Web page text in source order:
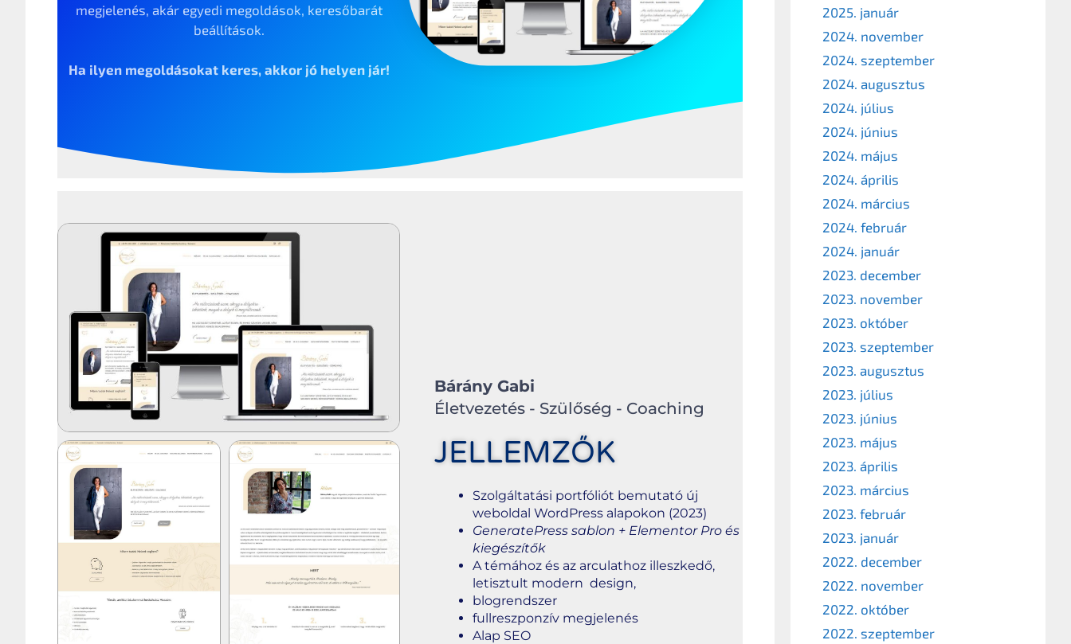
megjelenés, akár egyedi megoldások, keresőbarát
beállítások.
Ha ilyen megoldásokat keres, akkor jó helyen jár!
Bárány Gabi
Életvezetés - Szülőség - Coaching
JELLEMZŐK
Szolgáltatási portfóliót bemutató új
weboldal WordPress alapokon (2023)
GeneratePress sablon + Elementor Pro és
kiegészítők
A témához és az arculathoz illeszkedő,
letisztult modern design,
blogrendszer
fullreszponzív megjelenés
Alap SEO
2025. január
2024. november
2024. szeptember
2024. augusztus
2024. július
2024. június
2024. május
2024. április
2024. március
2024. február
2024. január
2023. december
2023. november
2023. október
2023. szeptember
2023. augusztus
2023. július
2023. június
2023. május
2023. április
2023. március
2023. február
2023. január
2022. december
2022. november
2022. október
2022. szeptember